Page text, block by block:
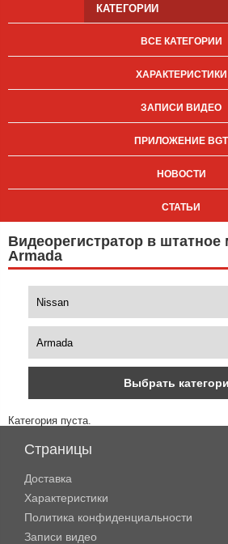
КАТЕГОРИИ
ВСЕ КАТЕГОРИИ
ХАРАКТЕРИСТИКИ
ЗАПИСИ ВИДЕО
ПРИЛОЖЕНИЕ BGT
НОВОСТИ
СТАТЬИ
Видеорегистратор в штатное
Armada
Выбрать
Категория пуста.
Страницы
Доставка
Характеристики
Политика конфиденциальности
Записи видео